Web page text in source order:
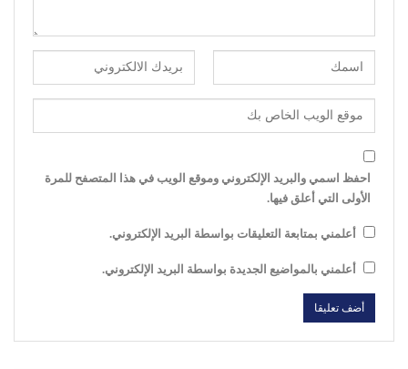
احفظ اسمي والبريد الإلكتروني وموقع الويب في هذا المتصفح للمرة
الأولى التي أعلق فيها.
أعلمني بمتابعة التعليقات بواسطة البريد الإلكتروني.
أعلمني بالمواضيع الجديدة بواسطة البريد الإلكتروني.